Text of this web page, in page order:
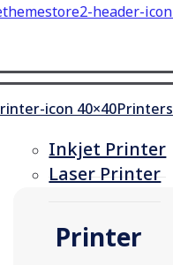
Printers
Inkjet Printer
Laser Printer
Printer